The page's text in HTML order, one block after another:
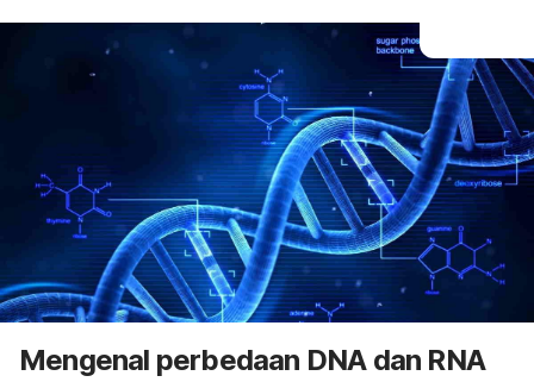
Mengenal perbedaan DNA dan RNA